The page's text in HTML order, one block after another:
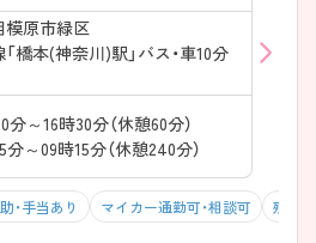
模原市緑区
橋本(神奈川)駅」バス・車10分
分～16時30分（休憩60分）
～09時15分（休憩240分）
・手当あり マイカー通勤可・相談可 残業